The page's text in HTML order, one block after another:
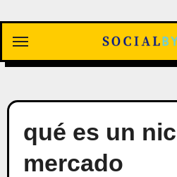
contenido
qué es un
mercado